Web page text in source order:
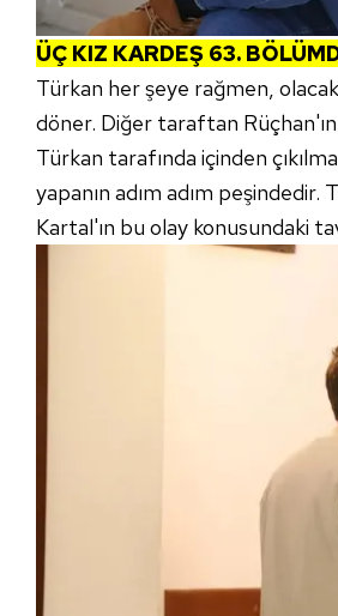
ÜÇ KIZ KARDEŞ 63.
Türkan her şeye rağmen,
döner. Diğer taraftan
Türkan tarafında içinden
yapanın adım adım peşindedir.
Kartal'ın bu olay konusundaki